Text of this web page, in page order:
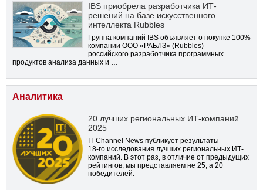
IBS приобрела разработчика ИТ-
решений на базе искусственного
интеллекта Rubbles
Группа компаний IBS объявляет о покупке 100%
компании ООО «РАБЛЗ» (Rubbles) —
российского разработчика программных
продуктов анализа данных и …
Аналитика
20 лучших региональных ИТ-компаний
2025
IT Channel News публикует результаты
18-го исследования лучших региональных ИТ-
компаний. В этот раз, в отличие от предыдущих
рейтингов, мы представляем не 25, а 20
победителей.